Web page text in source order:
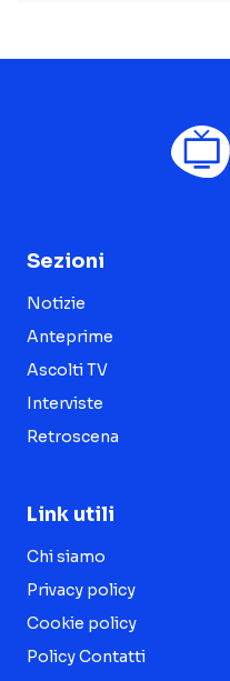
Sezioni
Notizie
Anteprime
Ascolti TV
Interviste
Retroscena
Link utili
Chi siamo
Privacy policy
Cookie policy
Policy Contatti